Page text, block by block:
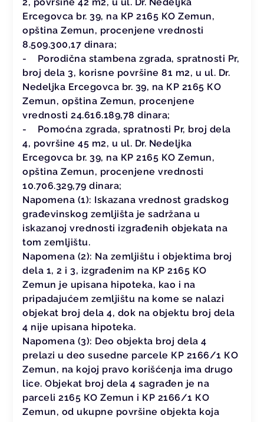
Ercegovca br. 39, na КP 2165 КO Zemun,
opština Zemun, procenjene vrednosti
8.509.300,17 dinara;
- Porodična stambena zgrada, spratnosti Pr,
broj dela 3, korisne površine 81 m2, u ul. Dr.
Nedeljka Ercegovca br. 39, na КP 2165 КO
Zemun, opština Zemun, procenjene
vrednosti 24.616.189,78 dinara;
- Pomoćna zgrada, spratnosti Pr, broj dela
4, površine 45 m2, u ul. Dr. Nedeljka
Ercegovca br. 39, na КP 2165 КO Zemun,
opština Zemun, procenjene vrednosti
10.706.329,79 dinara;
Napomena (1): Iskazana vrednost gradskog
građevinskog zemljišta je sadržana u
iskazanoj vrednosti izgrađenih objekata na
tom zemljištu.
Napomena (2): Na zemljištu i objektima broj
dela 1, 2 i 3, izgrađenim na КP 2165 КO
Zemun je upisana hipoteka, kao i na
pripadajućem zemljištu na kome se nalazi
objekat broj dela 4, dok na objektu broj dela
4 nije upisana hipoteka.
Napomena (3): Deo objekta broj dela 4
prelazi u deo susedne parcele КP 2166/1 КO
Zemun, na kojoj pravo korišćenja ima drugo
lice. Objekat broj dela 4 sagrađen je na
parceli 2165 КO Zemun i КP 2166/1 КO
Zemun, od ukupne površine objekta koja